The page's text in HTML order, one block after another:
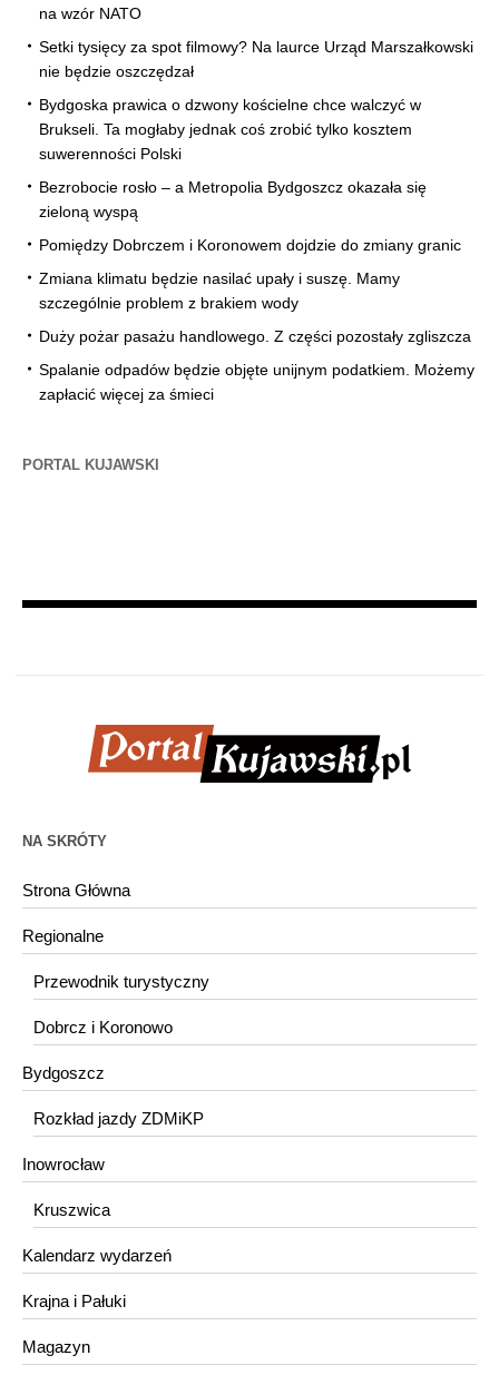
na wzór NATO
Setki tysięcy za spot filmowy? Na laurce Urząd Marszałkowski
nie będzie oszczędzał
Bydgoska prawica o dzwony kościelne chce walczyć w
Brukseli. Ta mogłaby jednak coś zrobić tylko kosztem
suwerenności Polski
Bezrobocie rosło – a Metropolia Bydgoszcz okazała się
zieloną wyspą
Pomiędzy Dobrczem i Koronowem dojdzie do zmiany granic
Zmiana klimatu będzie nasilać upały i suszę. Mamy
szczególnie problem z brakiem wody
Duży pożar pasażu handlowego. Z części pozostały zgliszcza
Spalanie odpadów będzie objęte unijnym podatkiem. Możemy
zapłacić więcej za śmieci
PORTAL KUJAWSKI
NA SKRÓTY
Strona Główna
Regionalne
Przewodnik turystyczny
Dobrcz i Koronowo
Bydgoszcz
Rozkład jazdy ZDMiKP
Inowrocław
Kruszwica
Kalendarz wydarzeń
Krajna i Pałuki
Magazyn